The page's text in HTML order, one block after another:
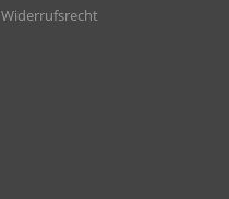
Widerrufsrecht